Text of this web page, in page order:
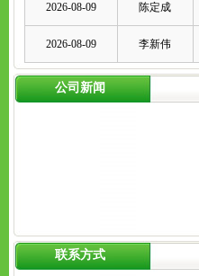
2026-08-09 陈定成
2026-08-09 李新伟
公司新闻
联系方式